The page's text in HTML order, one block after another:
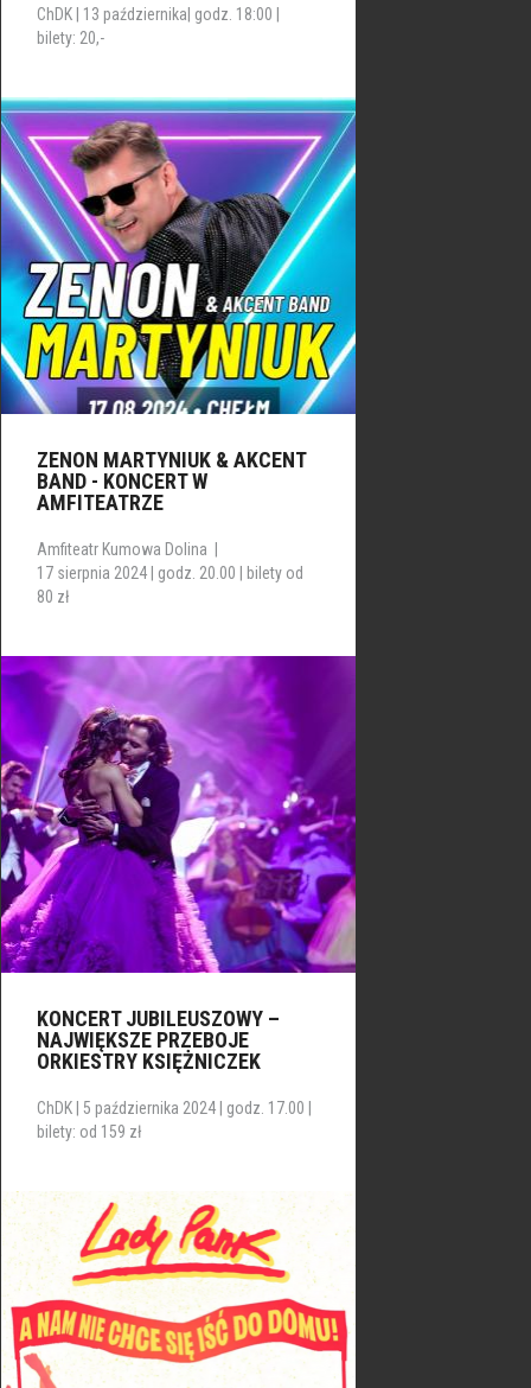
ChDK | 13 października| godz. 18:00 |
bilety: 20,-
ZENON MARTYNIUK & AKCENT
BAND - KONCERT W
AMFITEATRZE
Amfiteatr Kumowa Dolina |
17 sierpnia 2024 | godz. 20.00 | bilety od
80 zł
KONCERT JUBILEUSZOWY –
NAJWIĘKSZE PRZEBOJE
ORKIESTRY KSIĘŻNICZEK
ChDK | 5 października 2024 | godz. 17.00 |
bilety: od 159 zł